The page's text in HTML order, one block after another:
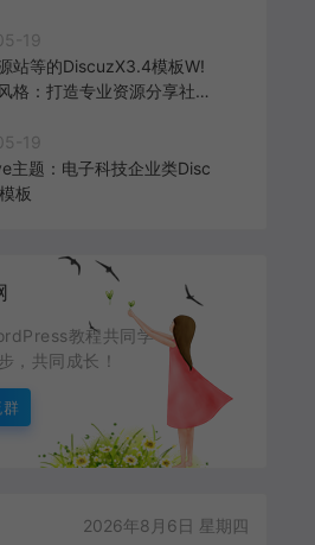
19
站等的DiscuzX3.4模板W!
格：打造专业资源分享社区
19
主题：电子科技企业类Disc
板
教程共同学
，共同成长！
2026年8月6日 星期四